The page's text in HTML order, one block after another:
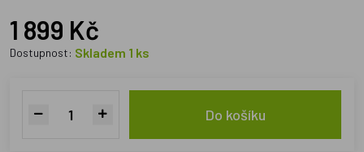
1 899 Kč
Dostupnost: Skladem 1 ks
Do košíku